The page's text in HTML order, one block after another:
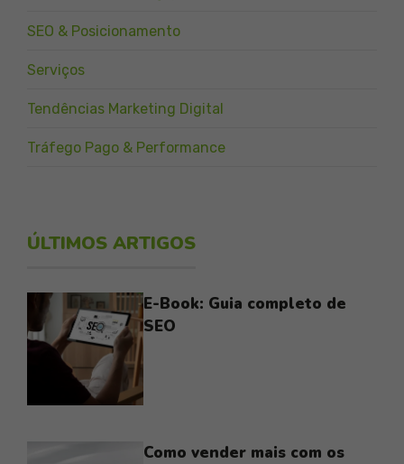
SEO & Posicionamento
Serviços
Tendências Marketing Digital
Tráfego Pago & Performance
ÚLTIMOS ARTIGOS
E-Book: Guia completo de
SEO
Como vender mais com os